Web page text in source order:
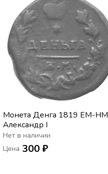
Монета Денга 1819 ЕМ-НМ
Александр I
Нет в наличии
Цена 300 ₽